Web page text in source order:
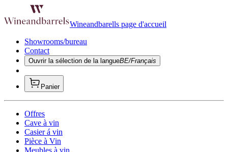
Wineandbarells page d'accueil
Showrooms/bureau
Contact
Ouvrir la sélection de la langueBE/Français
Panier
Offres
Cave à vin
Casier á vin
Pièce à Vin
Meubles à vin